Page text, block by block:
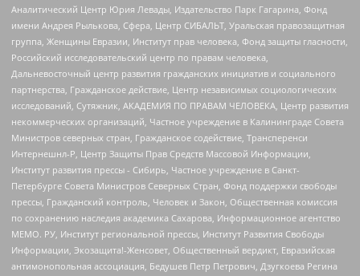
Аналитический Центр Юрия Левады, Издательство Парк Гагарина, Фонд
имени Андрея Рылькова, Сфера, Центр СИБАЛЬТ, Уральская правозащитная
группа, Женщины Евразии, Институт прав человека, Фонд защиты гласности,
Российский исследовательский центр по правам человека,
Дальневосточный центр развития гражданских инициатив и социального
партнерства, Гражданское действие, Центр независимых социологических
исследований, Сутяжник, АКАДЕМИЯ ПО ПРАВАМ ЧЕЛОВЕКА, Центр развития
некоммерческих организаций, Частное учреждение в Калининграде Совета
Министров северных стран, Гражданское содействие, Трансперенси
Интернешнл-Р, Центр Защиты Прав Средств Массовой Информации,
Институт развития прессы - Сибирь, Частное учреждение в Санкт-
Петербурге Совета Министров Северных Стран, Фонд поддержки свободы
прессы, Гражданский контроль, Человек и Закон, Общественная комиссия
по сохранению наследия академика Сахарова, Информационное агентство
МЕМО. РУ, Институт региональной прессы, Институт Развития Свободы
Информации, Экозащита!-Женсовет, Общественный вердикт, Евразийская
антимонопольная ассоциация, Бедушев Петр Петрович, Дзугкоева Регина